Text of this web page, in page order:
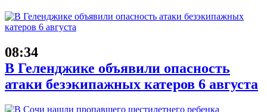
08:34
В Геленджике объявили опасность
атаки безэкипажных катеров 6 августа